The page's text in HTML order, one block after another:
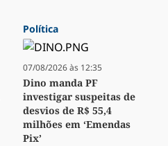
Política
07/08/2026 às 12:35
Dino manda PF
investigar suspeitas de
desvios de R$ 55,4
milhões em ‘Emendas
Pix’